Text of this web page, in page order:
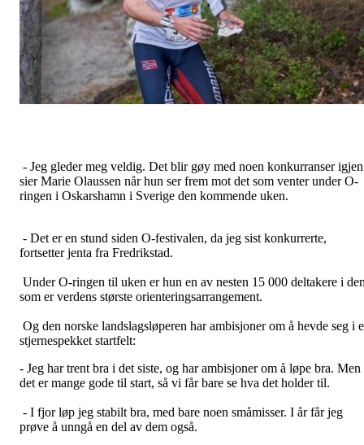
- Jeg gleder meg veldig. Det blir gøy med noen konkurranser
sier Marie Olaussen når hun ser frem mot det som venter under O-
ringen i Oskarshamn i Sverige den kommende uken.
- Det er en stund siden O-festivalen, da jeg sist konkurrerte,
fortsetter jenta fra Fredrikstad.
Under O-ringen til uken er hun en av nesten 15 000 deltakere i
som er verdens største orienteringsarrangement.
Og den norske landslagsløperen har ambisjoner om å hevde seg i
stjernespekket startfelt:
- Jeg har trent bra i det siste, og har ambisjoner om å løpe bra. Men
det er mange gode til start, så vi får bare se hva det holder til.
- I fjor løp jeg stabilt bra, med bare noen småmisser. I år får jeg
prøve å unngå en del av dem også.